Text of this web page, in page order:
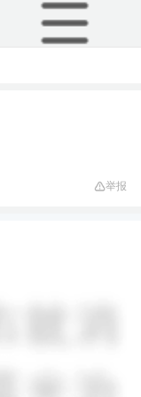
举报